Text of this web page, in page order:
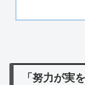
「努力が実